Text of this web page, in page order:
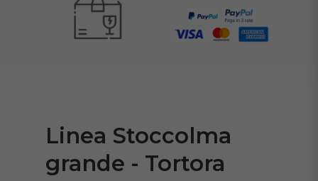
Linea Stoccolma
grande - Tortora